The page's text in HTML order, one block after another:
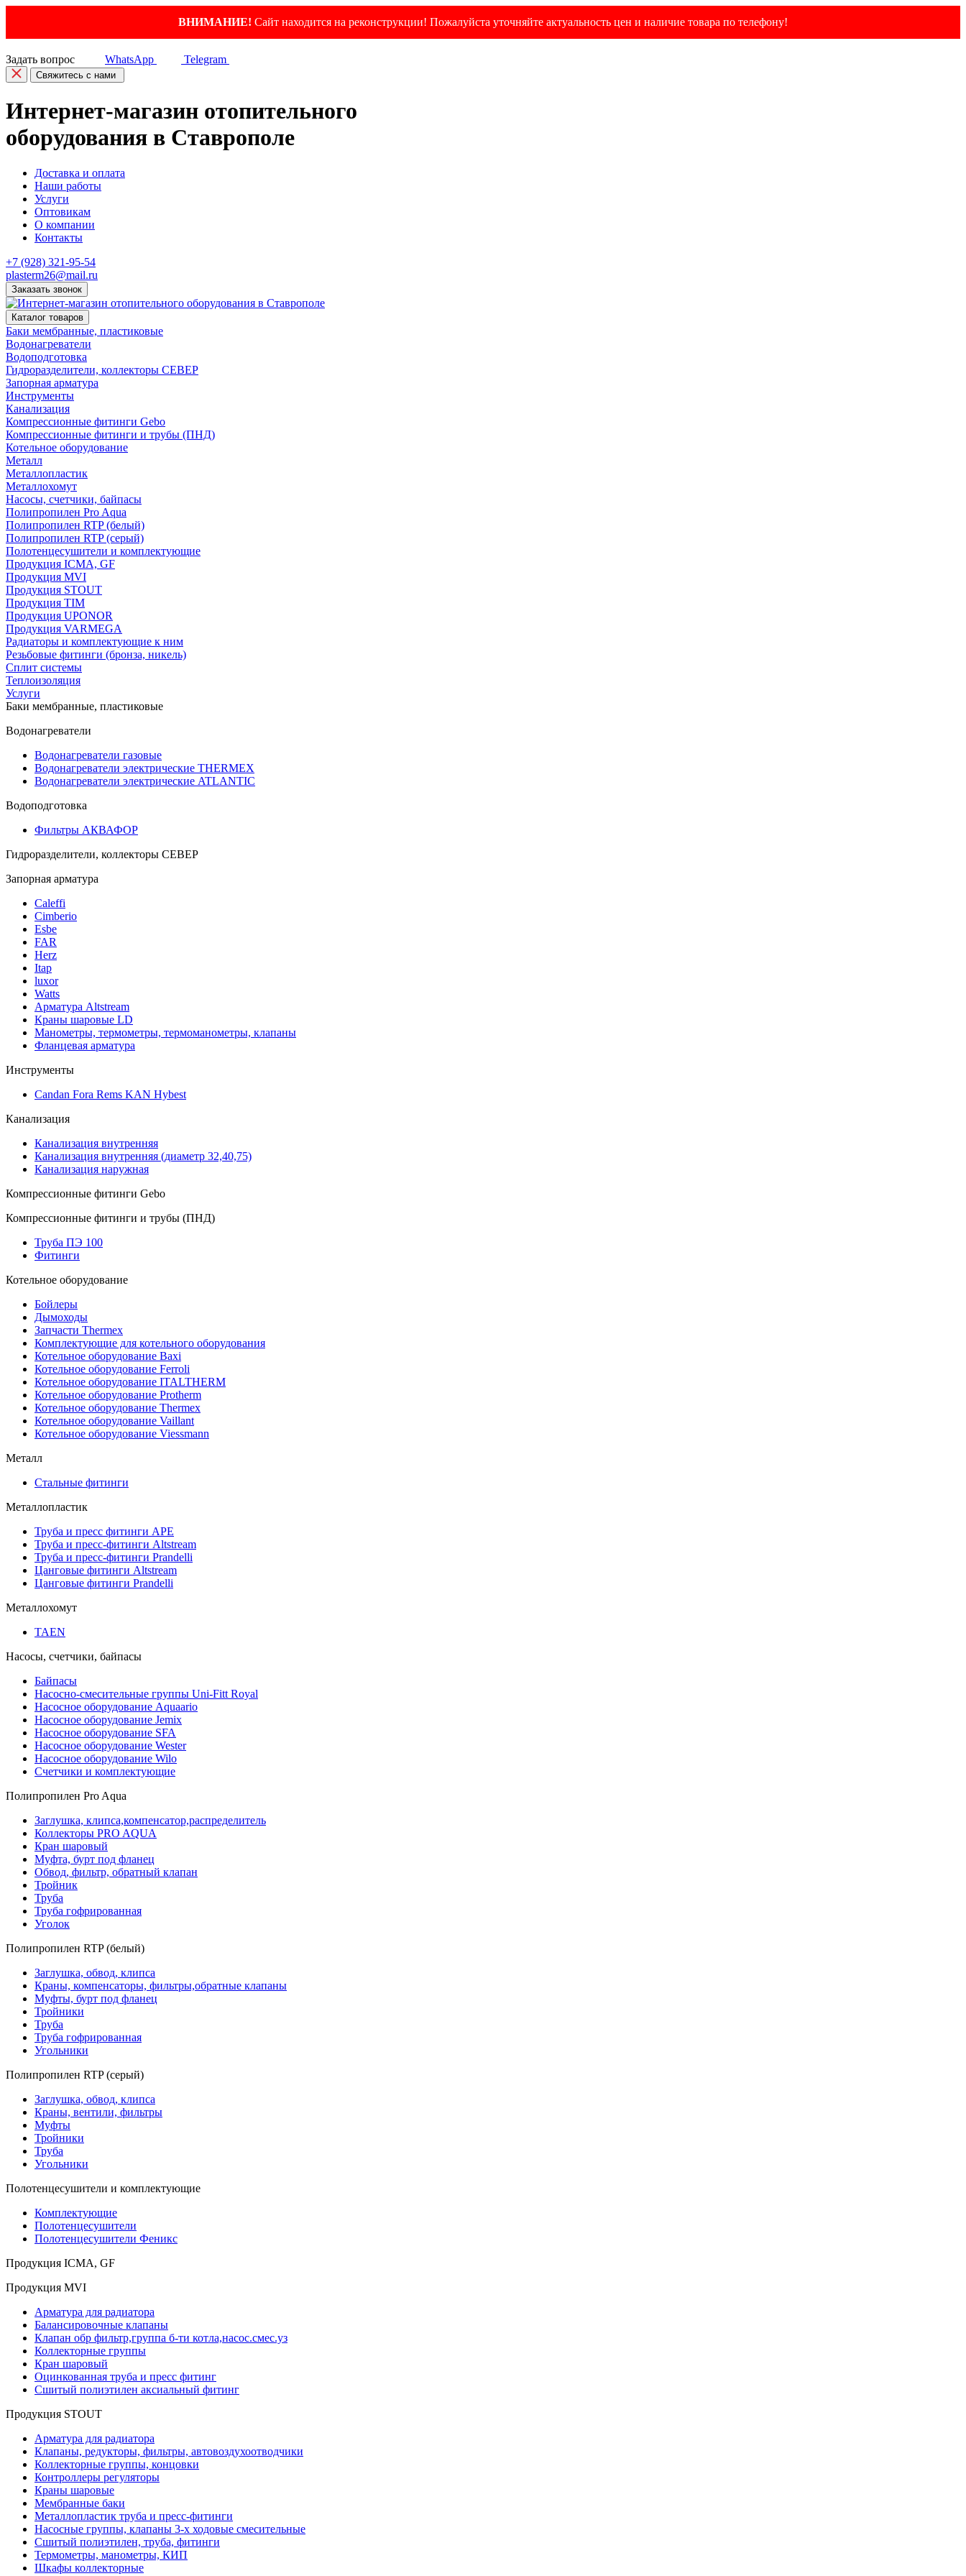
ВНИМАНИЕ! Сайт находится на реконструкции! Пожалуйста уточняйте актуальность цен и наличие товара по телефону!
Задать вопрос WhatsApp Telegram
Свяжитесь с нами
Интернет-магазин отопительного
оборудования в Ставрополе
Доставка и оплата
Наши работы
Услуги
Оптовикам
О компании
Контакты
+7 (928) 321-95-54
plasterm26@mail.ru
Заказать звонок
Каталог товаров
Баки мембранные, пластиковые
Водонагреватели
Водоподготовка
Гидроразделители, коллекторы СЕВЕР
Запорная арматура
Инструменты
Канализация
Компрессионные фитинги Gebo
Компрессионные фитинги и трубы (ПНД)
Котельное оборудование
Металл
Металлопластик
Металлохомут
Насосы, счетчики, байпасы
Полипропилен Pro Aqua
Полипропилен RTP (белый)
Полипропилен RTP (серый)
Полотенцесушители и комплектующие
Продукция ICMA, GF
Продукция MVI
Продукция STOUT
Продукция TIM
Продукция UPONOR
Продукция VARMEGA
Радиаторы и комплектующие к ним
Резьбовые фитинги (бронза, никель)
Сплит системы
Теплоизоляция
Услуги
Баки мембранные, пластиковые
Водонагреватели
Водонагреватели газовые
Водонагреватели электрические THERMEX
Водонагреватели электрические ATLANTIC
Водоподготовка
Фильтры АКВАФОР
Гидроразделители, коллекторы СЕВЕР
Запорная арматура
Caleffi
Cimberio
Esbe
FAR
Herz
Itap
luxor
Watts
Арматура Altstream
Краны шаровые LD
Манометры, термометры, термоманометры, клапаны
Фланцевая арматура
Инструменты
Candan Fora Rems KAN Hybest
Канализация
Канализация внутренняя
Канализация внутренняя (диаметр 32,40,75)
Канализация наружная
Компрессионные фитинги Gebo
Компрессионные фитинги и трубы (ПНД)
Труба ПЭ 100
Фитинги
Котельное оборудование
Бойлеры
Дымоходы
Запчасти Thermex
Комплектующие для котельного оборудования
Котельное оборудование Baxi
Котельное оборудование Ferroli
Котельное оборудование ITALTHERM
Котельное оборудование Protherm
Котельное оборудование Thermex
Котельное оборудование Vaillant
Котельное оборудование Viessmann
Металл
Стальные фитинги
Металлопластик
Труба и пресс фитинги APE
Труба и пресс-фитинги Altstream
Труба и пресс-фитинги Prandelli
Цанговые фитинги Altstream
Цанговые фитинги Prandelli
Металлохомут
TAEN
Насосы, счетчики, байпасы
Байпасы
Насосно-смесительные группы Uni-Fitt Royal
Насосное оборудование Aquaario
Насосное оборудование Jemix
Насосное оборудование SFA
Насосное оборудование Wester
Насосное оборудование Wilo
Счетчики и комплектующие
Полипропилен Pro Aqua
Заглушка, клипса,компенсатор,распределитель
Коллекторы PRO AQUA
Кран шаровый
Муфта, бурт под фланец
Обвод, фильтр, обратный клапан
Тройник
Труба
Труба гофрированная
Уголок
Полипропилен RTP (белый)
Заглушка, обвод, клипса
Краны, компенсаторы, фильтры,обратные клапаны
Муфты, бурт под фланец
Тройники
Труба
Труба гофрированная
Угольники
Полипропилен RTP (серый)
Заглушка, обвод, клипса
Краны, вентили, фильтры
Муфты
Тройники
Труба
Угольники
Полотенцесушители и комплектующие
Комплектующие
Полотенцесушители
Полотенцесушители Феникс
Продукция ICMA, GF
Продукция MVI
Арматура для радиатора
Балансировочные клапаны
Клапан обр фильтр,группа б-ти котла,насос.смес.уз
Коллекторные группы
Кран шаровый
Оцинкованная труба и пресс фитинг
Сшитый полиэтилен аксиальный фитинг
Продукция STOUT
Арматура для радиатора
Клапаны, редукторы, фильтры, автовоздухоотводчики
Коллекторные группы, концовки
Контроллеры регуляторы
Краны шаровые
Мембранные баки
Металлопластик труба и пресс-фитинги
Насосные группы, клапаны 3-х ходовые смесительные
Сшитый полиэтилен, труба, фитинги
Термометры, манометры, КИП
Шкафы коллекторные